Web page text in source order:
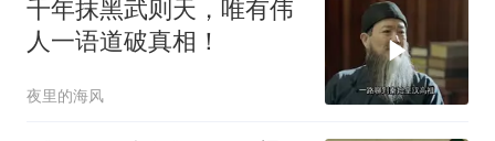
千年抹黑武则天，唯有伟
人一语道破真相！
夜里的海风